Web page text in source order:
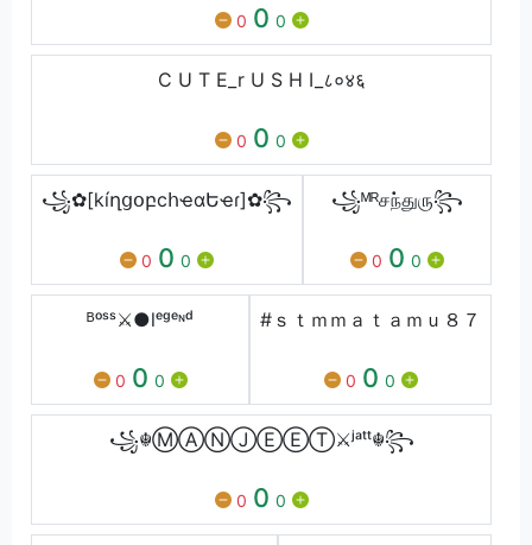
0 0 0
C U T E_r U S H I_८०४६
0 0 0
꧁✿[kíղցօբcհҽαԵҽɾ]✿꧂
0 0 0
꧁ᴹᴿசந்துரு꧂
0 0 0
ᴮᵒˢˢ⚔●lᵉᵍᵉᶰᵈ
0 0 0
#ｓｔｍｍａｔａｍｕ８７
0 0 0
꧁☬ⓂⒶⓃⒿⒺⒺⓉ⚔ʲᵃᵗᵗ☬꧂
0 0 0